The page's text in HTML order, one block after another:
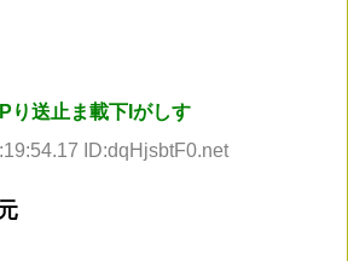
り送止ま載下Iがしす
ID:dqHjsbtF0.net